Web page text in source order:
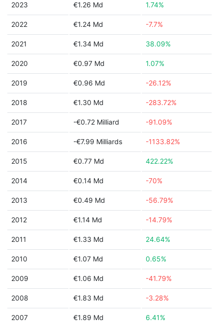
2023 €1.26 Md 1.74%
2022 €1.24 Md -7.7%
2021 €1.34 Md 38.09%
2020 €0.97 Md 1.07%
2019 €0.96 Md -26.12%
2018 €1.30 Md -283.72%
2017 -€0.72 Milliard -91.09%
2016 -€7.99 Milliards -1133.82%
2015 €0.77 Md 422.22%
2014 €0.14 Md -70%
2013 €0.49 Md -56.79%
2012 €1.14 Md -14.79%
2011 €1.33 Md 24.64%
2010 €1.07 Md 0.65%
2009 €1.06 Md -41.79%
2008 €1.83 Md -3.28%
2007 €1.89 Md 6.41%